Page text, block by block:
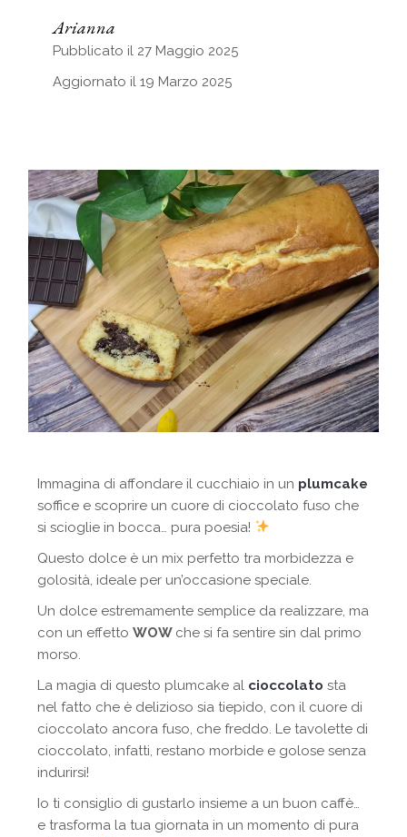
Arianna
Pubblicato il 27 Maggio 2025
Aggiornato il 19 Marzo 2025
Immagina di affondare il cucchiaio in un plumcake
soffice e scoprire un cuore di cioccolato fuso che
si scioglie in bocca… pura poesia!
Questo dolce è un mix perfetto tra morbidezza e
golosità, ideale per un’occasione speciale.
Un dolce estremamente semplice da realizzare, ma
con un effettoWOW che si fa sentire sin dal primo
morso.
La magia di questo plumcake al cioccolatosta
nel fatto che è delizioso sia tiepido, con il cuore di
cioccolato ancora fuso, che freddo. Le tavolette di
cioccolato, infatti, restano morbide e golose senza
indurirsi!
Io ti consiglio di gustarlo insieme a un buon caffè…
e trasforma la tua giornata in un momento di pura